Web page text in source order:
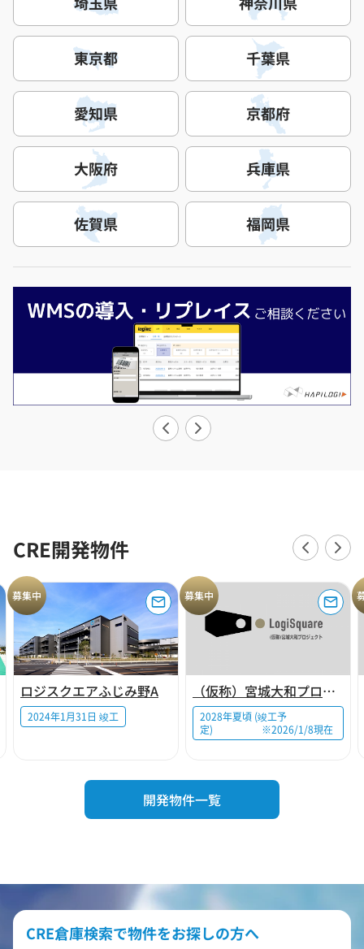
東京都 千葉県
愛知県 京都府
大阪府 兵庫県
佐賀県 福岡県
CRE開発物件
募集中
ロジスクエアふじみ野A
2024年1月31日 竣工
募集中
（仮称）宮城大和プロジェクト
2028年夏頃 (竣工予
定) ※2026/1/8現在
開発物件一覧
CRE倉庫検索で物件をお探しの方へ